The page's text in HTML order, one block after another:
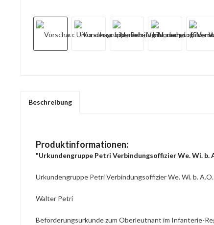
Beschreibung
Produktinformationen:
"Urkundengruppe Petri Verbindungsoffizier We. Wi. b.
Urkundengruppe Petri Verbindungsoffizier We. Wi. b.
Walter Petri
Beförderungsurkunde zum Oberleutnant im Infanterie-